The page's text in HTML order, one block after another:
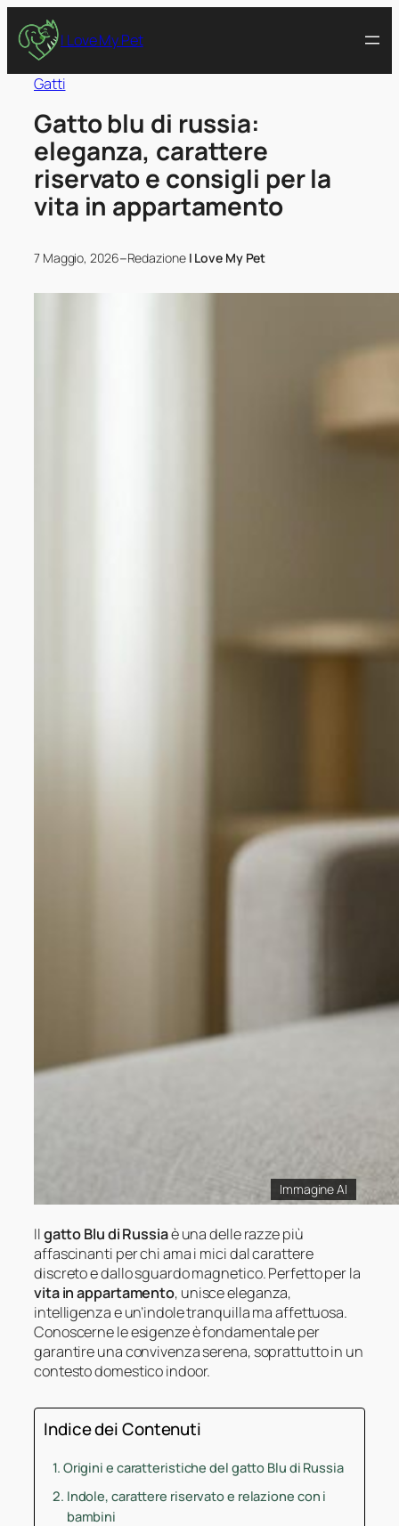
I Love My Pet
Gatti
Gatto blu di russia:
eleganza, carattere
riservato e consigli per la
vita in appartamento
7 Maggio, 2026–Redazione I Love My Pet
Immagine AI
Ilgatto Blu di Russiaè una delle razze più
affascinanti per chi ama i mici dal carattere
discreto e dallo sguardo magnetico. Perfetto per la
vita in appartamento, unisce eleganza,
intelligenza e un’indole tranquilla ma affettuosa.
Conoscerne le esigenze è fondamentale per
garantire una convivenza serena, soprattutto in un
contesto domestico indoor.
Indice dei Contenuti
Origini e caratteristiche del gatto Blu di Russia
Indole, carattere riservato e relazione con i
bambini